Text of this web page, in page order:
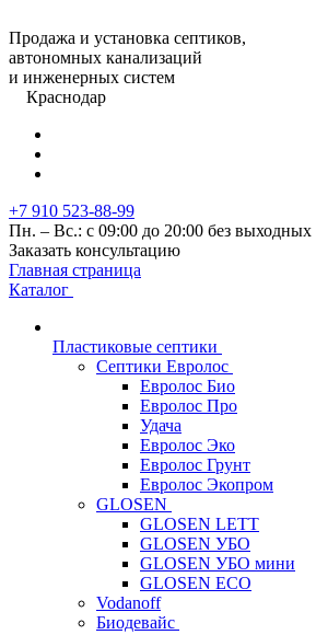
Продажа и установка септиков,
автономных канализаций
и инженерных систем
Краснодар
+7 910 523-88-99
Пн. – Вс.: с 09:00 до 20:00 без выходных
Заказать консультацию
Главная страница
Каталог
Пластиковые септики
Септики Евролос
Евролос Био
Евролос Про
Удача
Евролос Эко
Евролос Грунт
Евролос Экопром
GLOSEN
GLOSEN LETT
GLOSEN УБО
GLOSEN УБО мини
GLOSEN ECO
Vodanoff
Биодевайс